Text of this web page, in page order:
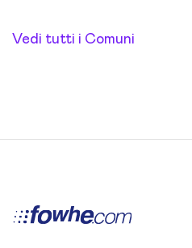
Vedi tutti i Comuni